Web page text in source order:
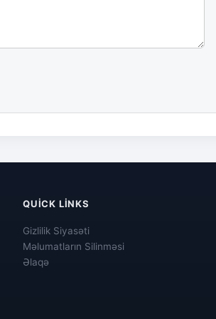
QUICK LINKS
Gizlilik Siyasəti
Məlumatların Silinməsi
Əlaqə